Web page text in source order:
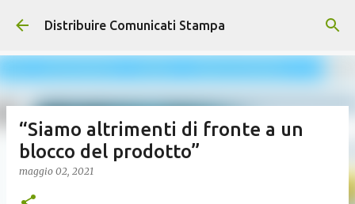
Passa ai contenuti principali
Distribuire Comunicati Stampa
“Siamo altrimenti di fronte a un
blocco del prodotto”
maggio 02, 2021